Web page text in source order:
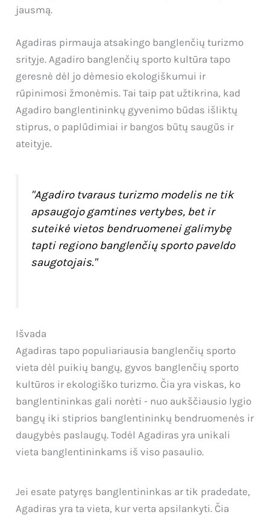
jausmą.
Agadiras pirmauja atsakingo banglenčių turizmo
srityje. Agadiro banglenčių sporto kultūra tapo
geresnė dėl jo dėmesio ekologiškumui ir
rūpinimosi žmonėmis. Tai taip pat užtikrina, kad
Agadiro banglentininkų gyvenimo būdas išliktų
stiprus, o paplūdimiai ir bangos būtų saugūs ir
ateityje.
"Agadiro tvaraus turizmo modelis ne tik
apsaugojo gamtines vertybes, bet ir
suteikė vietos bendruomenei galimybę
tapti regiono banglenčių sporto paveldo
saugotojais."
Išvada
Agadiras tapo populiariausia banglenčių sporto
vieta dėl puikių bangų, gyvos banglenčių sporto
kultūros ir ekologiško turizmo. Čia yra viskas, ko
banglentininkas gali norėti - nuo aukščiausio lygio
bangų iki stiprios banglentininkų bendruomenės ir
daugybės paslaugų. Todėl Agadiras yra unikali
vieta banglentininkams iš viso pasaulio.
Jei esate patyręs banglentininkas ar tik pradedate,
Agadiras yra ta vieta, kur verta apsilankyti. Čia